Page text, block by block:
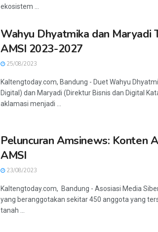
ekosistem ...
Wahyu Dhyatmika dan Maryadi
AMSI 2023-2027
25/08/2023
Kaltengtoday.com, Bandung - Duet Wahyu
Digital) dan Maryadi (Direktur Bisnis dan Digital
aklamasi menjadi ...
Peluncuran Amsinews: Konten
AMSI
23/08/2023
Kaltengtoday.com, Bandung - Asosiasi Media
yang beranggotakan sekitar 450 anggota yang
tanah ...